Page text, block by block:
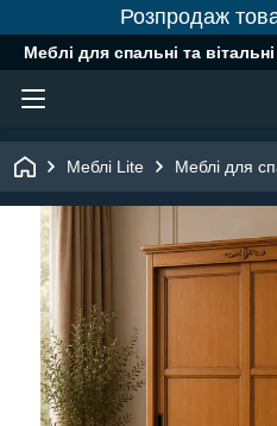
Розпродаж
Меблі для спальні та вітальні
Меблі Lite Меблі для